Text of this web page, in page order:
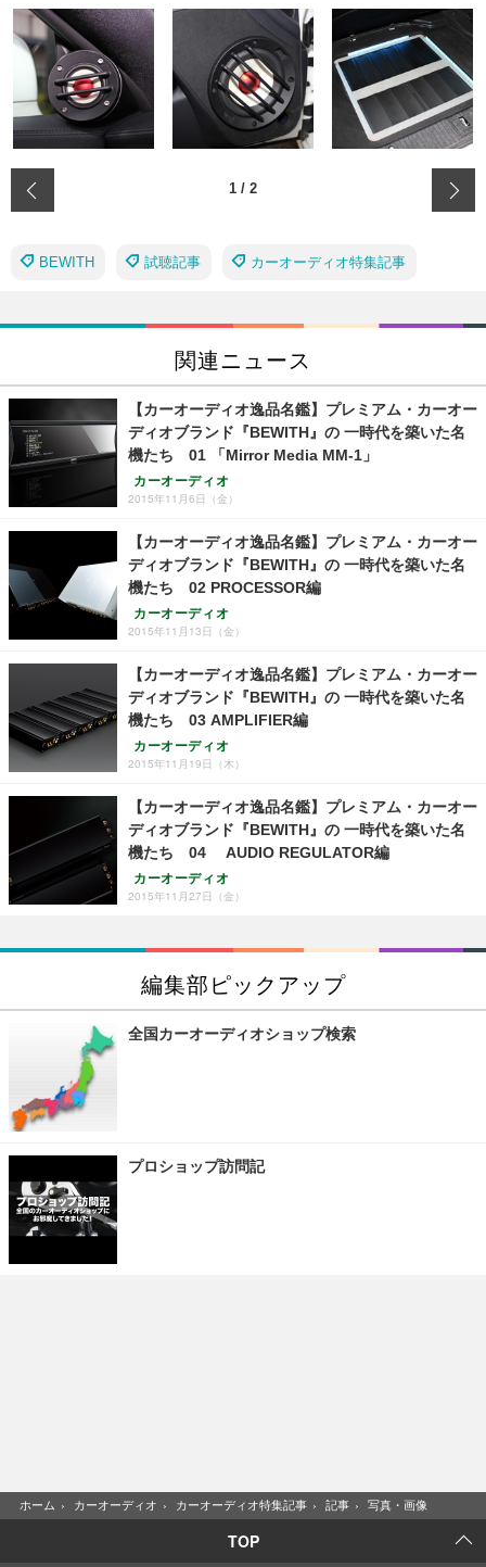
1 / 2
BEWITH 試聴記事 カーオーディオ特集記事
関連ニュース
【カーオーディオ逸品名鑑】プレミアム・カーオー
ディオブランド『BEWITH』の 一時代を築いた名
機たち 01 「Mirror Media MM-1」
カーオーディオ
2015年11月6日（金）
【カーオーディオ逸品名鑑】プレミアム・カーオー
ディオブランド『BEWITH』の 一時代を築いた名
機たち 02 PROCESSOR編
カーオーディオ
2015年11月13日（金）
【カーオーディオ逸品名鑑】プレミアム・カーオー
ディオブランド『BEWITH』の 一時代を築いた名
機たち 03 AMPLIFIER編
カーオーディオ
2015年11月19日（木）
【カーオーディオ逸品名鑑】プレミアム・カーオー
ディオブランド『BEWITH』の 一時代を築いた名
機たち 04 AUDIO REGULATOR編
カーオーディオ
2015年11月27日（金）
編集部ピックアップ
全国カーオーディオショップ検索
プロショップ訪問記
ホーム › カーオーディオ › カーオーディオ特集記事 › 記事 › 写真・画像
TOP